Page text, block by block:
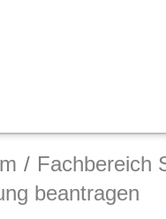
Fachbereich
beantragen